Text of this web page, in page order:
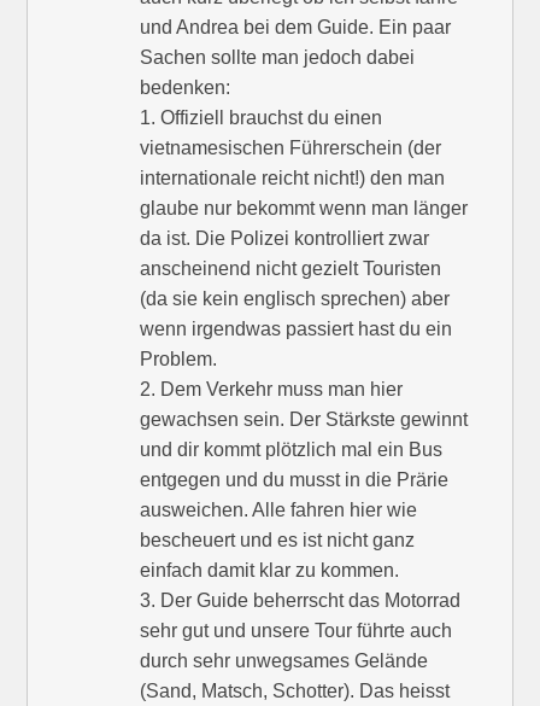
und Andrea bei dem Guide. Ein paar
Sachen sollte man jedoch dabei
bedenken:
1. Offiziell brauchst du einen
vietnamesischen Führerschein (der
internationale reicht nicht!) den man
glaube nur bekommt wenn man länger
da ist. Die Polizei kontrolliert zwar
anscheinend nicht gezielt Touristen
(da sie kein englisch sprechen) aber
wenn irgendwas passiert hast du ein
Problem.
2. Dem Verkehr muss man hier
gewachsen sein. Der Stärkste gewinnt
und dir kommt plötzlich mal ein Bus
entgegen und du musst in die Prärie
ausweichen. Alle fahren hier wie
bescheuert und es ist nicht ganz
einfach damit klar zu kommen.
3. Der Guide beherrscht das Motorrad
sehr gut und unsere Tour führte auch
durch sehr unwegsames Gelände
(Sand, Matsch, Schotter). Das heisst